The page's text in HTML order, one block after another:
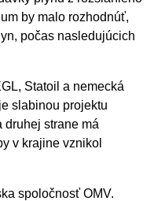
by malo rozhodnúť,
počas nasledujúcich
Statoil a nemecká
slabinou projektu
druhej strane má
v krajine vznikol
spoločnosť OMV.